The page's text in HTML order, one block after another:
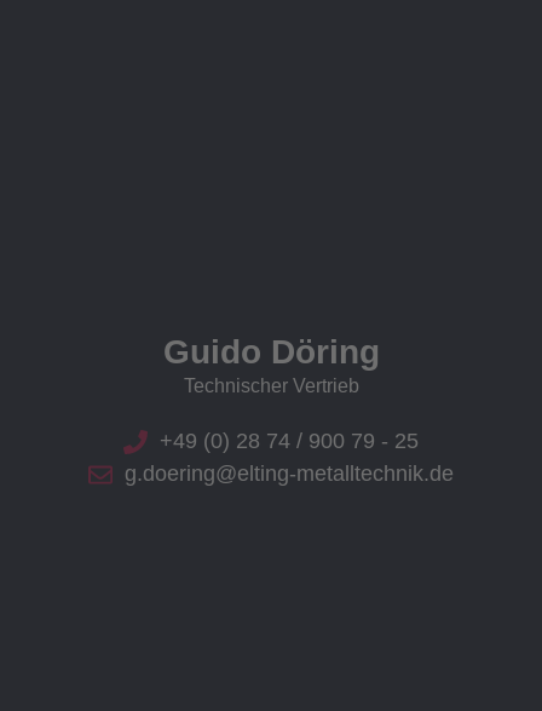
Guido Döring
Technischer Vertrieb
+49 (0) 28 74 / 900 79 - 25
g.doering@elting-metalltechnik.de